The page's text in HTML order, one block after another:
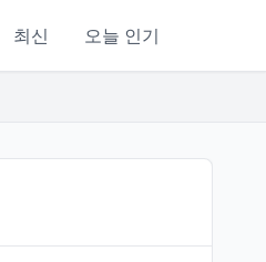
최신 오늘 인기